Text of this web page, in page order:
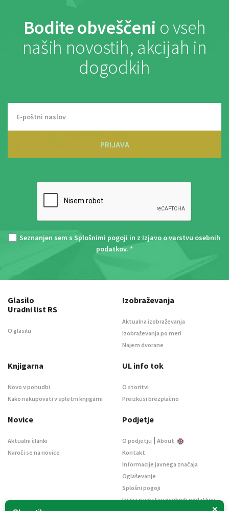
Bodite obveščeni o vseh
naših novostih, akcijah in
dogodkih
PRIJAVA
Seznanjen sem s Splošnimi pogoji in z Izjavo o varstvu osebnih
podatkov. *
Glasilo
Uradni list RS
O glasilu
Izobraževanja
Aktualna izobraževanja
Izobraževanja po meri
Najem dvorane
Knjigarna
Novo v ponudbi
Kako nakupovati v spletni knjigarni
UL info tok
O storitvi
Preizkusi brezplačno
Novice
Aktualni članki
Naroči se na novice
Podjetje
O podjetju | About
Kontakt
Informacije javnega značaja
Oglaševanje
Splošni pogoji
Izjava o varstvu osebnih podatkov